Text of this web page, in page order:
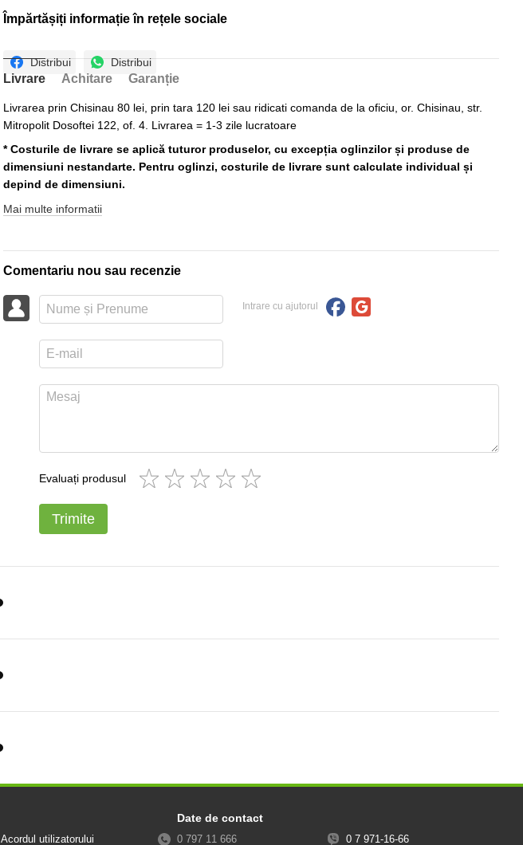
Împărtășiți informație în rețele sociale
Distribui Distribui
Livrare Achitare Garanție
Livrarea prin Chisinau 80 lei, prin tara 120 lei sau ridicati comanda de la oficiu, or. Chisinau, str.
Mitropolit Dosoftei 122, of. 4. Livrarea = 1-3 zile lucratoare
* Costurile de livrare se aplică tuturor produselor, cu excepția oglinzilor și produse de
dimensiuni nestandarte. Pentru oglinzi, costurile de livrare sunt calculate individual și
depind de dimensiuni.
Mai multe informatii
Comentariu nou sau recenzie
Intrare cu ajutorul
Evaluați produsul
Trimite
Acordul utilizatorului
Date de contact
0 797 11 666 0 7 971-16-66